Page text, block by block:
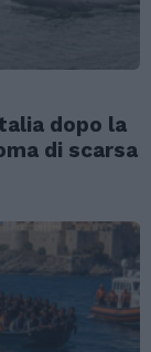
dopo la
di scarsa